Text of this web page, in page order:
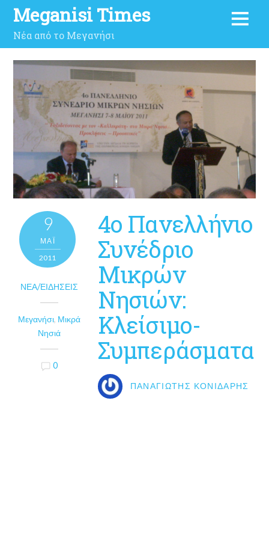
Meganisi Times
Νέα από το Μεγανήσι
9
ΜΑΪ́
2011
ΝΈΑ/ΕΙΔΉΣΕΙΣ
Μεγανήσι, Μικρά
Νησιά
0
4ο Πανελλήνιο
Συνέδριο
Μικρών
Νησιών:
Κλείσιμο-
Συμπεράσματα
ΠΑΝΑΓΙΏΤΗΣ ΚΟΝΙΔΆΡΗΣ